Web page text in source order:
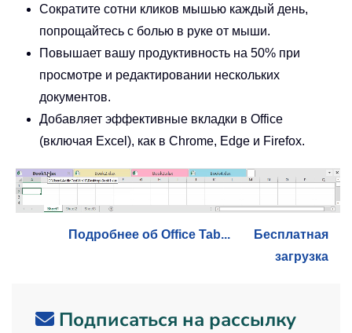
Сократите сотни кликов мышью каждый день,
попрощайтесь с болью в руке от мыши.
Повышает вашу продуктивность на 50% при
просмотре и редактировании нескольких
документов.
Добавляет эффективные вкладки в Office
(включая Excel), как в Chrome, Edge и Firefox.
Подробнее об Office Tab...
Бесплатная
загрузка
Подписаться на рассылку